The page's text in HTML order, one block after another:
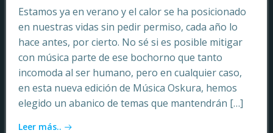
Estamos ya en verano y el calor se ha posicionado
en nuestras vidas sin pedir permiso, cada año lo
hace antes, por cierto. No sé si es posible mitigar
con música parte de ese bochorno que tanto
incomoda al ser humano, pero en cualquier caso,
en esta nueva edición de Música Oskura, hemos
elegido un abanico de temas que mantendrán […]
Leer más..